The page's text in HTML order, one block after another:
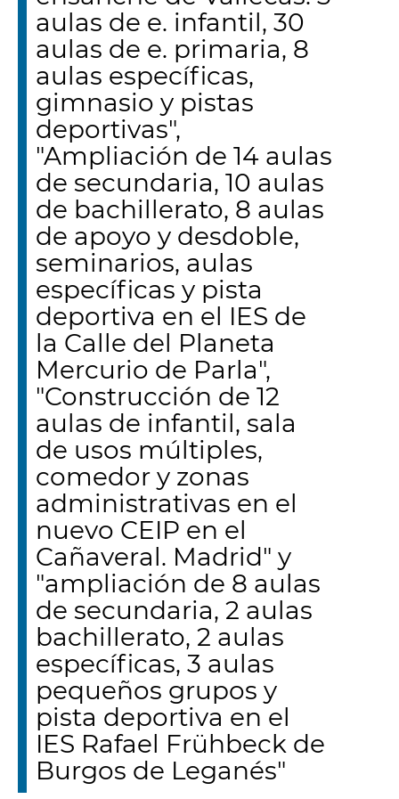
aulas de e. infantil, 30
aulas de e. primaria, 8
aulas específicas,
gimnasio y pistas
deportivas",
"Ampliación de 14 aulas
de secundaria, 10 aulas
de bachillerato, 8 aulas
de apoyo y desdoble,
seminarios, aulas
específicas y pista
deportiva en el IES de
la Calle del Planeta
Mercurio de Parla",
"Construcción de 12
aulas de infantil, sala
de usos múltiples,
comedor y zonas
administrativas en el
nuevo CEIP en el
Cañaveral. Madrid" y
"ampliación de 8 aulas
de secundaria, 2 aulas
bachillerato, 2 aulas
específicas, 3 aulas
pequeños grupos y
pista deportiva en el
IES Rafael Frühbeck de
Burgos de Leganés"